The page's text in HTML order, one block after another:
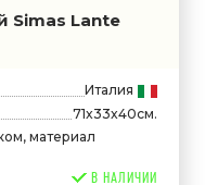
Simas Lante
Италия
71x33x40см.
материал
В НАЛИЧИИ